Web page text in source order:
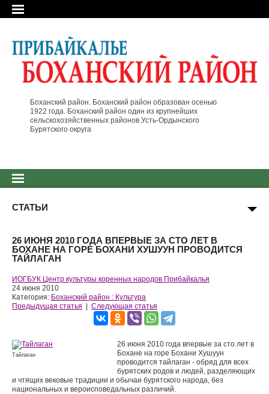
Боханский район. Боханский район образован осенью
1922 года. Боханский район один из крупнейших
сельскохозяйственных районов Усть-Ордынского
Бурятского округа
СТАТЬИ
26 ИЮНЯ 2010 ГОДА ВПЕРВЫЕ ЗА СТО ЛЕТ В
БОХАНЕ НА ГОРЕ БОХАНИ ХУШУУН ПРОВОДИТСЯ
ТАЙЛАГАН
ИОГБУК Центр культуры коренных народов Прибайкалья
24 июня 2010
Категория: Боханский район : Культура
Предыдущая статья
Следующая статья
Тайлаган
26 июня 2010 года впервые за сто лет в
Бохане на горе Бохани Хушуун
проводится тайлаган - обряд для всех
бурятских родов и людей, разделяющих
и чтящих вековые традиции и обычаи бурятского народа, без
национальных и вероисповедальных различий.